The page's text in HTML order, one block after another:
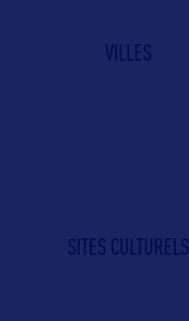
VILLES
SITES CULTURELS